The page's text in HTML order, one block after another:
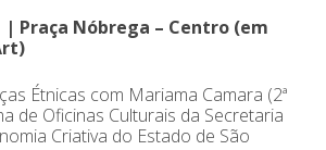
| Praça Nóbrega – Centro (em
Étnicas com Mariama Camara (2ª
de Oficinas Culturais da Secretaria
Criativa do Estado de São